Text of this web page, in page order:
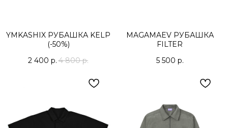
YMKASHIX РУБАШКА KELP
(-50%)
2 400 р. 4 800 р.
MAGAMAEV РУБАШКА
FILTER
5 500 р.